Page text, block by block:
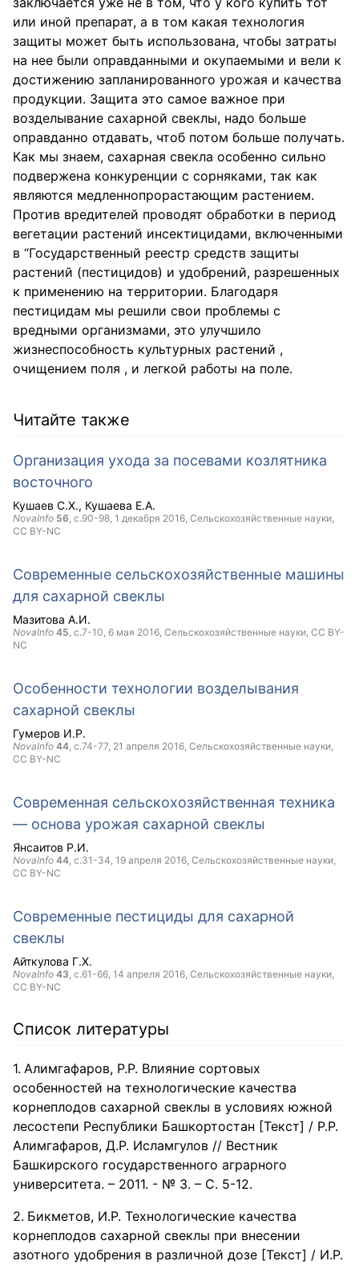
или иной препарат, а в том какая технология
защиты может быть использована, чтобы затраты
на нее были оправданными и окупаемыми и вели к
достижению запланированного урожая и качества
продукции. Защита это самое важное при
возделывание сахарной свеклы, надо больше
оправданно отдавать, чтоб потом больше получать.
Как мы знаем, сахарная свекла особенно сильно
подвержена конкуренции с сорняками, так как
являются медленнопрорастающим растением.
Против вредителей проводят обработки в период
вегетации растений инсектицидами, включенными
в “Государственный реестр средств защиты
растений (пестицидов) и удобрений, разрешенных
к применению на территории. Благодаря
пестицидам мы решили свои проблемы с
вредными организмами, это улучшило
жизнеспособность культурных растений ,
очищением поля , и легкой работы на поле.
Читайте также
Организация ухода за посевами козлятника
восточного
Кушаев С.Х. Кушаева Е.А.
NovaInfo 56, с.90-98, 1 декабря 2016, Сельскохозяйственные науки,
CC BY-NC
Современные сельскохозяйственные машины
для сахарной свеклы
Мазитова А.И.
NovaInfo 45, с.7-10, 6 мая 2016, Сельскохозяйственные науки, CC BY-
NC
Особенности технологии возделывания
сахарной свеклы
Гумеров И.Р.
NovaInfo 44, с.74-77, 21 апреля 2016, Сельскохозяйственные науки,
CC BY-NC
Современная сельскохозяйственная техника
— основа урожая сахарной свеклы
Янсаитов Р.И.
NovaInfo 44, с.31-34, 19 апреля 2016, Сельскохозяйственные науки,
CC BY-NC
Современные пестициды для сахарной
свеклы
Айткулова Г.Х.
NovaInfo 43, с.61-66, 14 апреля 2016, Сельскохозяйственные науки,
CC BY-NC
Список литературы
Алимгафаров, Р.Р. Влияние сортовых
особенностей на технологические качества
корнеплодов сахарной свеклы в условиях южной
лесостепи Республики Башкортостан [Текст] / Р.Р.
Алимгафаров, Д.Р. Исламгулов // Вестник
Башкирского государственного аграрного
университета. – 2011. - № 3. – С. 5-12.
Бикметов, И.Р. Технологические качества
корнеплодов сахарной свеклы при внесении
азотного удобрения в различной дозе [Текст] / И.Р.